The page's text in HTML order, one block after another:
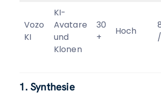
Vozo
KI
KI-
Avatare
und
Klonen
30
+
Hoch
1. Synthesie